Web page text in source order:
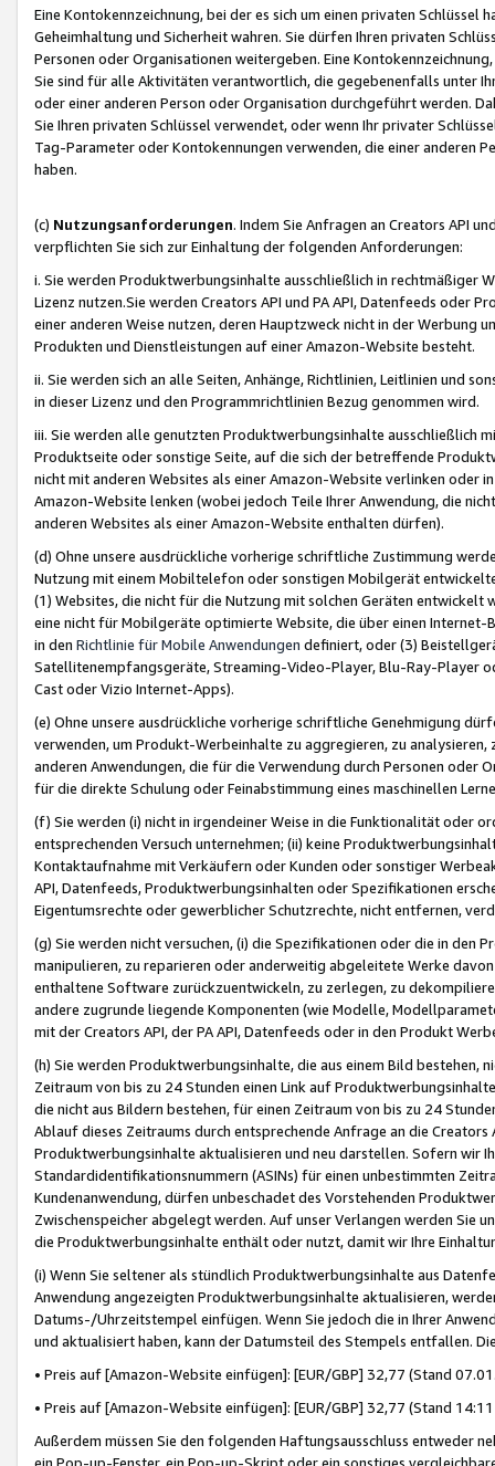
Eine Kontokennzeichnung, bei der es sich um einen privaten
Geheimhaltung und Sicherheit wahren. Sie dürfen Ihren privaten
Personen oder Organisationen weitergeben. Eine
Sie sind für alle Aktivitäten verantwortlich, die gegebenenfalls unter
oder einer anderen Person oder Organisation durchgeführt werden.
Sie Ihren privaten Schlüssel verwendet, oder wenn Ihr privater
Tag-Parameter oder Kontokennungen verwenden, die einer anderen
haben.
(c) Nutzungsanforderungen. Indem Sie Anfragen an Creators API
verpflichten Sie sich zur Einhaltung der folgenden Anforderungen:
i. Sie werden Produktwerbungsinhalte ausschließlich in rechtmäßiger
Lizenz nutzen.Sie werden Creators API und PA API, Datenfeeds oder
einer anderen Weise nutzen, deren Hauptzweck nicht in der Werbung
Produkten und Dienstleistungen auf einer Amazon-Website besteht.
ii. Sie werden sich an alle Seiten, Anhänge, Richtlinien, Leitlinien und
in dieser Lizenz und den Programmrichtlinien Bezug genommen wird.
iii. Sie werden alle genutzten Produktwerbungsinhalte ausschließlich
Produktseite oder sonstige Seite, auf die sich der betreffende
nicht mit anderen Websites als einer Amazon-Website verlinken oder
Amazon-Website lenken (wobei jedoch Teile Ihrer Anwendung, die
anderen Websites als einer Amazon-Website enthalten dürfen).
(d) Ohne unsere ausdrückliche vorherige schriftliche Zustimmung
Nutzung mit einem Mobiltelefon oder sonstigen Mobilgerät
(1) Websites, die nicht für die Nutzung mit solchen Geräten
eine nicht für Mobilgeräte optimierte Website, die über einen
in den Richtlinie für Mobile Anwendungen definiert, oder (3)
Satellitenempfangsgeräte, Streaming-Video-Player, Blu-Ray-Player
Cast oder Vizio Internet-Apps).
(e) Ohne unsere ausdrückliche vorherige schriftliche Genehmigung
verwenden, um Produkt-Werbeinhalte zu aggregieren, zu
anderen Anwendungen, die für die Verwendung durch Personen
für die direkte Schulung oder Feinabstimmung eines maschinellen
(f) Sie werden (i) nicht in irgendeiner Weise in die Funktionalität oder
entsprechenden Versuch unternehmen; (ii) keine
Kontaktaufnahme mit Verkäufern oder Kunden oder sonstiger
API, Datenfeeds, Produktwerbungsinhalten oder Spezifikationen
Eigentumsrechte oder gewerblicher Schutzrechte, nicht entfernen,
(g) Sie werden nicht versuchen, (i) die Spezifikationen oder die in
manipulieren, zu reparieren oder anderweitig abgeleitete Werke
enthaltene Software zurückzuentwickeln, zu zerlegen, zu
andere zugrunde liegende Komponenten (wie Modelle,
mit der Creators API, der PA API, Datenfeeds oder in den Produkt
(h) Sie werden Produktwerbungsinhalte, die aus einem Bild bestehen,
Zeitraum von bis zu 24 Stunden einen Link auf
die nicht aus Bildern bestehen, für einen Zeitraum von bis zu 24
Ablauf dieses Zeitraums durch entsprechende Anfrage an die
Produktwerbungsinhalte aktualisieren und neu darstellen. Sofern wir
Standardidentifikationsnummern (ASINs) für einen unbestimmten
Kundenanwendung, dürfen unbeschadet des Vorstehenden
Zwischenspeicher abgelegt werden. Auf unser Verlangen werden Sie
die Produktwerbungsinhalte enthält oder nutzt, damit wir Ihre
(i) Wenn Sie seltener als stündlich Produktwerbungsinhalte aus
Anwendung angezeigten Produktwerbungsinhalte aktualisieren,
Datums-/Uhrzeitstempel einfügen. Wenn Sie jedoch die in Ihrer
und aktualisiert haben, kann der Datumsteil des Stempels entfallen.
• Preis auf [Amazon-Website einfügen]: [EUR/GBP] 32,77 (Stand
• Preis auf [Amazon-Website einfügen]: [EUR/GBP] 32,77 (Stand
Außerdem müssen Sie den folgenden Haftungsausschluss entweder
ein Pop-up-Fenster, ein Pop-up-Skript oder ein sonstiges